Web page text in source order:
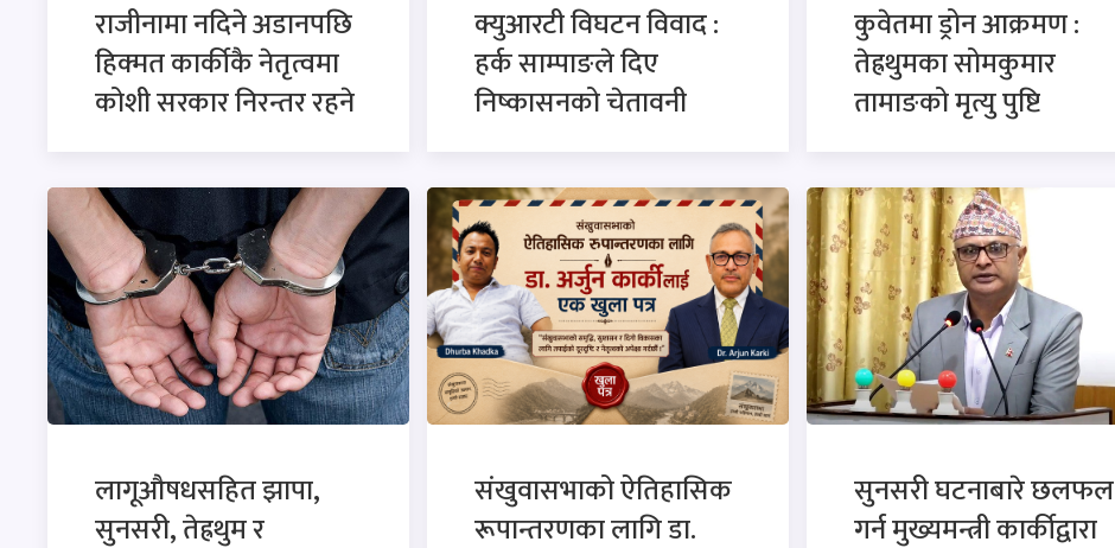
राजीनामा नदिने अडानपछि
हिक्मत कार्कीकै नेतृत्वमा
कोशी सरकार निरन्तर रहने
क्युआरटी विघटन विवाद :
हर्क साम्पाङले दिए
निष्कासनको चेतावनी
कुवेतमा ड्रोन आक्रमण :
तेह्रथुमका सोमकुमार
तामाङको मृत्यु पुष्टि
लागूऔषधसहित झापा,
सुनसरी, तेह्रथुम र
संखुवासभाको ऐतिहासिक
रूपान्तरणका लागि डा.
सुनसरी घटनाबारे छलफल
गर्न मुख्यमन्त्री कार्कीद्वारा